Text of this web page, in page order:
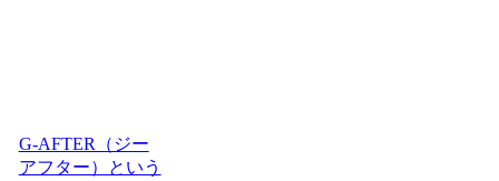
G-AFTER（ジー
アフター）という